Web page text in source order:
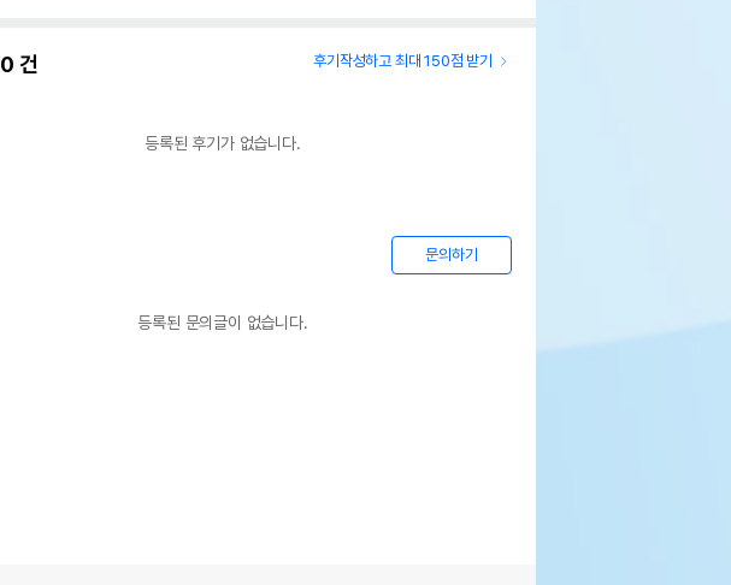
,수입품의 경우
상품상세설명 참조
단, 상품명에 유통기한 명시된 경우, 해당
0 건 후기작성하고 최대 150점 받기
등록된 후기가 없습니다.
문의하기
등록된 문의글이 없습니다.